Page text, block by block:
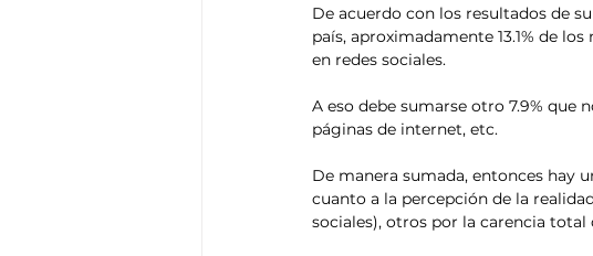
De acuerdo con los resultados de
país, aproximadamente 13.1% de
en redes sociales.
A eso debe sumarse otro 7.9% que
páginas de internet, etc.
De manera sumada, entonces hay
cuanto a la percepción de la
sociales), otros por la carencia total